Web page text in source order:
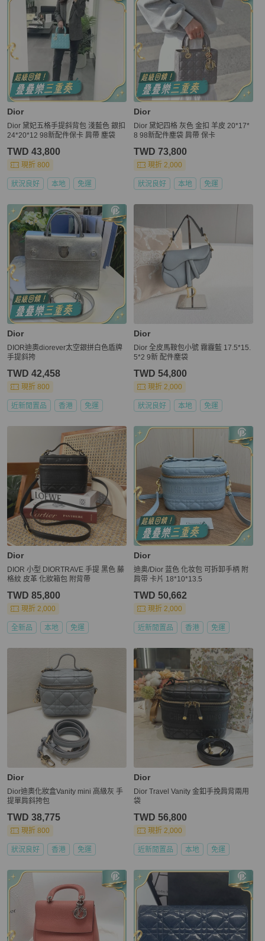
Dior
Dior 黛妃五格手提斜背包 淺藍色 銀扣
24*20*12 98新配件保卡 肩帶 塵袋
TWD 43,800
現折 800
狀況良好 本地 免運
Dior
Dior 黛妃四格 灰色 金扣 羊皮 20*17*
8 98新配件塵袋 肩帶 保卡
TWD 73,800
現折 2,000
狀況良好 本地 免運
Dior
DIOR迪奧diorever太空銀拼白色盾牌
手提斜挎
TWD 42,458
現折 800
近新閒置品 香港 免運
Dior
Dior 全皮馬鞍包小號 霧霾藍 17.5*15.
5*2 9新 配件塵袋
TWD 54,800
現折 2,000
狀況良好 本地 免運
Dior
DIOR 小型 DIORTRAVE 手提 黑色 藤
格紋 皮革 化妝箱包 附背帶
TWD 85,800
現折 2,000
全新品 本地 免運
Dior
迪奥/Dior 蓝色 化妆包 可拆卸手柄 附
肩带 卡片 18*10*13.5
TWD 50,662
現折 2,000
近新閒置品 香港 免運
Dior
Dior迪奧化妝盒Vanity mini 高級灰 手
提單肩斜挎包
TWD 38,775
現折 800
狀況良好 香港 免運
Dior
Dior Travel Vanity 金釦手挽肩背兩用
袋
TWD 56,800
現折 2,000
近新閒置品 本地 免運